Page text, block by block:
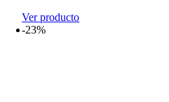
Ver producto
-23%